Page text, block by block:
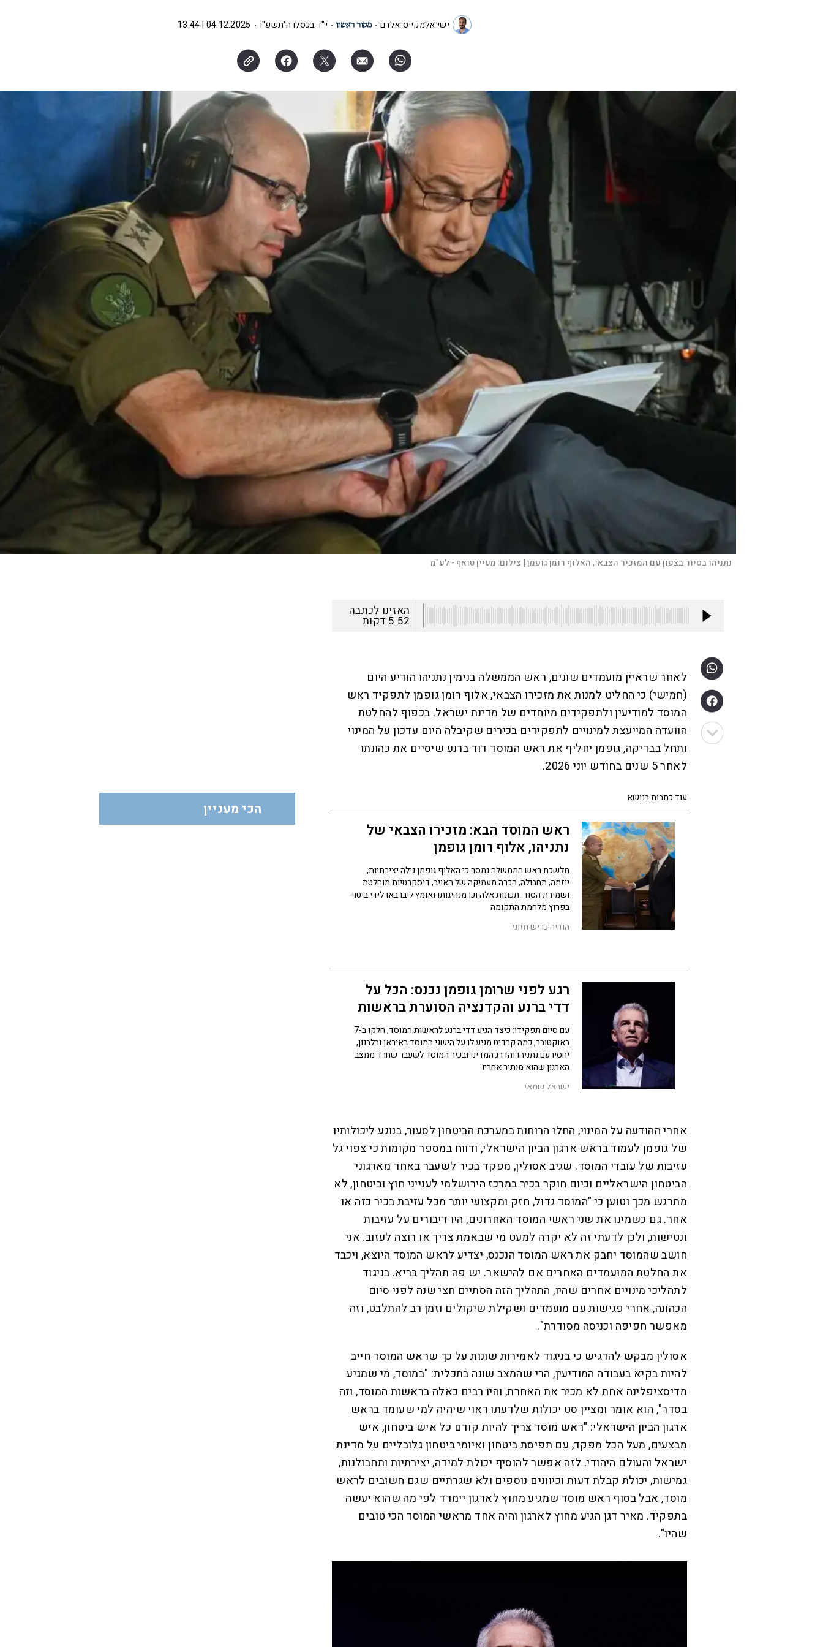
ישי אלמקייס־אלרם י"ד בכסלו ה׳תשפ"ו 04.12.2025 | 13:44
נתניהו בסיור בצפון עם המזכיר הצבאי, האלוף רומן גופמן | צילום:מעיין טואף - לע"מ
האזינו לכתבה
5:52 דקות
לאחר שראיין מועמדים שונים, ראש הממשלה בנימין נתניהו הודיע היום
(חמישי) כי החליט למנות את מזכירו הצבאי, אלוף רומן גופמן לתפקיד ראש
המוסד למודיעין ולתפקידים מיוחדים של מדינת ישראל. בכפוף להחלטת
הוועדה המייעצת למינויים לתפקידים בכירים שקיבלה היום עדכון על המינוי
ותחל בבדיקה, גופמן יחליף את ראש המוסד דוד ברנע שיסיים את כהונתו
לאחר 5 שנים בחודש יוני 2026.
עוד כתבות בנושא
ראש המוסד הבא: מזכירו הצבאי של
נתניהו, אלוף רומן גופמן
מלשכת ראש הממשלה נמסר כי האלוף גופמן גילה יצירתיות,
יוזמה, תחבולה, הכרה מעמיקה של האויב, דיסקרטיות מוחלטת
ושמירת הסוד. תכונות אלה וכן מנהיגותו ואומץ ליבו באו לידי ביטוי
בפרוץ מלחמת התקומה
הודיה כריש חזוני
רגע לפני שרומן גופמן נכנס: הכל על
דדי ברנע והקדנציה הסוערת בראשות
המוסד
עם סיום תפקידו: כיצד הגיע דדי ברנע לראשות המוסד, חלקו ב-7
באוקטובר, כמה קרדיט מגיע לו על הישגי המוסד באיראן ובלבנון,
יחסיו עם נתניהו והדרג המדיני ובכיר המוסד לשעבר שחרד ממצב
הארגון שהוא מותיר אחריו
ישראל שמאי
אחרי ההודעה על המינוי, החלו הרוחות במערכת הביטחון לסעור, בנוגע ליכולותיו
של גופמן לעמוד בראש ארגון הביון הישראלי, ודווח במספר מקומות כי צפוי גל
עזיבות של עובדי המוסד. שגיב אסולין, מפקד בכיר לשעבר באחד מארגוני
הביטחון הישראליים וכיום חוקר בכיר במרכז הירושלמי לענייני חוץ וביטחון, לא
מתרגש מכך וטוען כי "המוסד גדול, חזק ומקצועי יותר מכל עזיבת בכיר כזה או
אחר. גם כשמינו את שני ראשי המוסד האחרונים, היו דיבורים על עזיבות
ונטישות, ולכן לדעתי זה לא יקרה למעט מי שבאמת צריך או רוצה לעזוב. אני
חושב שהמוסד יחבק את ראש המוסד הנכנס, יצדיע לראש המוסד היוצא, ויכבד
את החלטת המועמדים האחרים אם להישאר. יש פה תהליך בריא. בניגוד
לתהליכי מינויים אחרים שהיו, התהליך הזה הסתיים חצי שנה לפני סיום
הכהונה, אחרי פגישות עם מועמדים ושקילת שיקולים וזמן רב להתלבט, וזה
מאפשר חפיפה וכניסה מסודרת".
אסולין מבקש להדגיש כי בניגוד לאמירות שונות על כך שראש המוסד חייב
להיות בקיא בעבודה המודיעין, הרי שהמצב שונה בתכלית: "במוסד, מי שמגיע
מדיסציפלינה אחת לא מכיר את האחרת, והיו רבים כאלה בראשות המוסד, וזה
בסדר", הוא אומר ומציין סט יכולות שלדעתו ראוי שיהיה למי שעומד בראש
ארגון הביון הישראלי: "ראש מוסד צריך להיות קודם כל איש ביטחון, איש
מבצעים, מעל הכל מפקד, עם תפיסת ביטחון ואיומי ביטחון גלובליים על מדינת
ישראל והעולם היהודי. לזה אפשר להוסיף יכולת למידה, יצירתיות ותחבולנות,
גמישות, יכולת קבלת דעות וכיוונים נוספים ולא שגרתיים שגם חשובים לראש
מוסד, אבל בסוף ראש מוסד שמגיע מחוץ לארגון יימדד לפי מה שהוא יעשה
בתפקיד. מאיר דגן הגיע מחוץ לארגון והיה אחד מראשי המוסד הכי טובים
שהיו".
הכי מעניין